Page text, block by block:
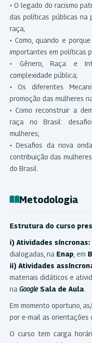
• O legado do racismo
das políticas públicas na
raça;
• Como, quando e
importantes em políticas
• Gênero, Raça e
complexidade pública;
• Os diferentes
promoção das mulheres
• Como reconstruir a
raça no Brasil:
mulheres;
• Desafios da nova
contribuição das
do Brasil.
Metodologia
Estrutura do curso
i) Atividades
dialogadas, na Enap , em
ii) Atividades
materiais didáticos e
na GoogleSala de Aula
Em momento oportuno,
por e-mail as orientações
O curso tem carga